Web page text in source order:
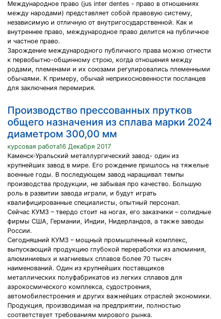
Международное право (jus inter dentes - право в отношениях
между народами) представляет собой правовую систему,
независимую и отличную от внутригосударственной. Как и
внутреннее право, международное право делится на публичное
и частное право.
Зарождение международного публичного права можно отнести
к первобытно-общинному строю, когда отношения между
родами, племенами и их союзами регулировались племенными
обычаями. К примеру, обычай неприкосновенности посланцев
для заключения перемирия.
Производство прессованных прутков
общего назначения из сплава марки 2024
диаметром 300,00 мм
курсовая работа16 Декабря 2017
Каменск-Уральский металлургический завод- один из
крупнейших завод в мире. Его рождение пришлось на тяжелые
военные годы. В последующем завод наращивал темпы
производства продукции, не забывая про качество. Большую
роль в развитии завода играли, и будут играть
квалифицированные специалисты, опытный персонал.
Сейчас КУМЗ – твердо стоит на ногах, его заказчики – солидные
фирмы США, Германии, Индии, Нидерландов, а также заводы
России.
Сегодняшний КУМЗ – мощный промышленный комплекс,
выпускающий продукцию глубокой переработки из алюминия,
алюминиевых и магниевых сплавов более 70 тысяч
наименований. Один из крупнейших поставщиков
металлических полуфабрикатов из легких сплавов для
аэрокосмического комплекса, судостроения,
автомобилестроения и других важнейших отраслей экономики.
Продукция, производимая на предприятии, полностью
соответствует требованиям мирового рынка.